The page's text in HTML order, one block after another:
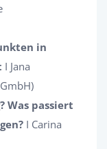
in
I Jana
Was passiert
I Carina